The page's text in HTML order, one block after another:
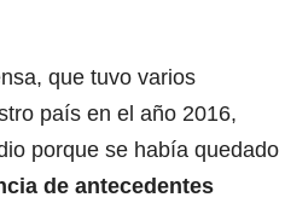
que tuvo varios
país en el año 2016,
porque se había quedado
de antecedentes